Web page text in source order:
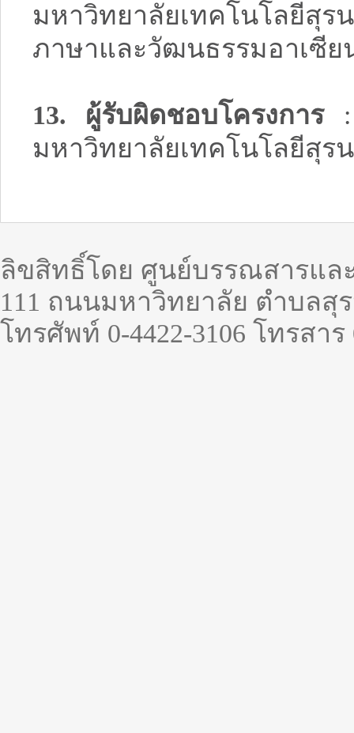
มหาวิทยาลัยเทคโนโลยีสุ
ภาษาและวัฒนธรรมอาเซีย
13. ผู้รับผิดชอบโครงการ:
มหาวิทยาลัยเทคโนโลยีสุร
ลิขสิทธิ์โดย ศูนย์บรรณสารแล
111 ถนนมหาวิทยาลัย ตำบลสุ
โทรศัพท์ 0-4422-3106 โทรสาร